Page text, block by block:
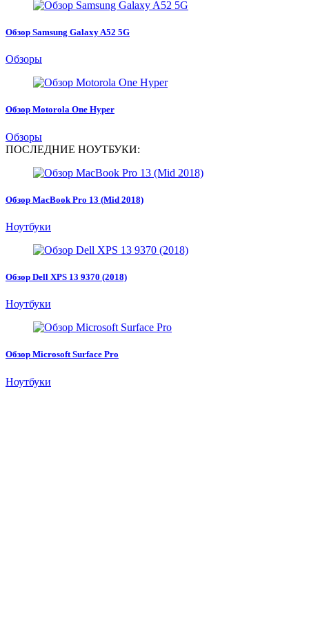
Обзор Samsung Galaxy A52 5G
Обзоры
Обзор Motorola One Hyper
Обзоры
ПОСЛЕДНИЕ НОУТБУКИ:
Обзор MacBook Pro 13 (Mid 2018)
Ноутбуки
Обзор Dell XPS 13 9370 (2018)
Ноутбуки
Обзор Microsoft Surface Pro
Ноутбуки